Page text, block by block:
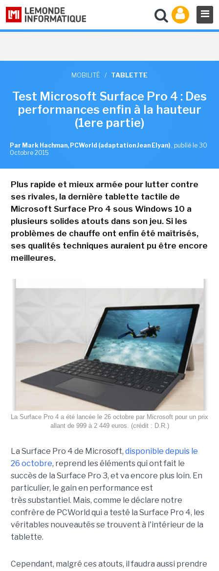
MOBILITÉ / TABLETTE
Test Microsoft Surface Pro 4 : Des
performances enfin à la hauteur
(1ere partie)
Par Mark Hachman, PCWorld (adaptation Jean Elyan) , publié le 30
Octobre 2015
Plus rapide et mieux armée pour lutter contre
ses rivales, la dernière tablette tactile de
Microsoft Surface Pro 4 sous Windows 10 a
plusieurs solides atouts dans son jeu. Si les
problèmes de chauffe ont enfin été maîtrisés,
ses qualités techniques auraient pu être encore
meilleures.
La Surface Pro 4 a été lancée le 26 octobre par Microsoft pour un prix
allant de 999 à 2 449 euros. (crédit : D.R.)
La Surface Pro 4 de Microsoft, disponible depuis le
26 octobre, reprend les éléments qui ont fait le
succès de la Surface Pro 3, et va encore plus loin. En
particulier, le gain en performance est
très substantiel. Mais, comme le déclare notre
confrère de PCWorld qui a testé la Surface Pro 4, les
véritables nouveautés se trouvent à l'intérieur de la
tablette.
Cependant, malgré ces atouts, il faudra aussi prendre